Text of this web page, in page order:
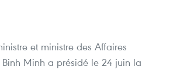
et ministre des Affaires
Binh Minh a présidé le 24 juin la